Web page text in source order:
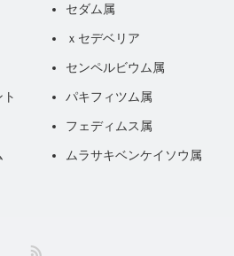
セダム属
ｘセデベリア
センペルビウム属
パキフィツム属
フェディムス属
ムラサキベンケイソウ属